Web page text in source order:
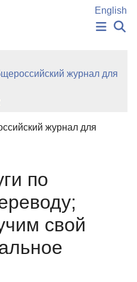
English
СЛОВА
Вход
журнал для
журнал для
по
свой